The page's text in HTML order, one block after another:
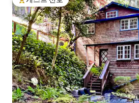
상위 게스트 선호